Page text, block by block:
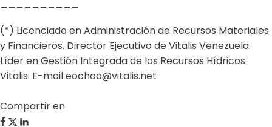
(*) Licenciado en Administración de Recursos Materiales
y Financieros. Director Ejecutivo de Vitalis Venezuela.
Líder en Gestión Integrada de los Recursos Hídricos
Vitalis. E-mail eochoa@vitalis.net
Compartir en